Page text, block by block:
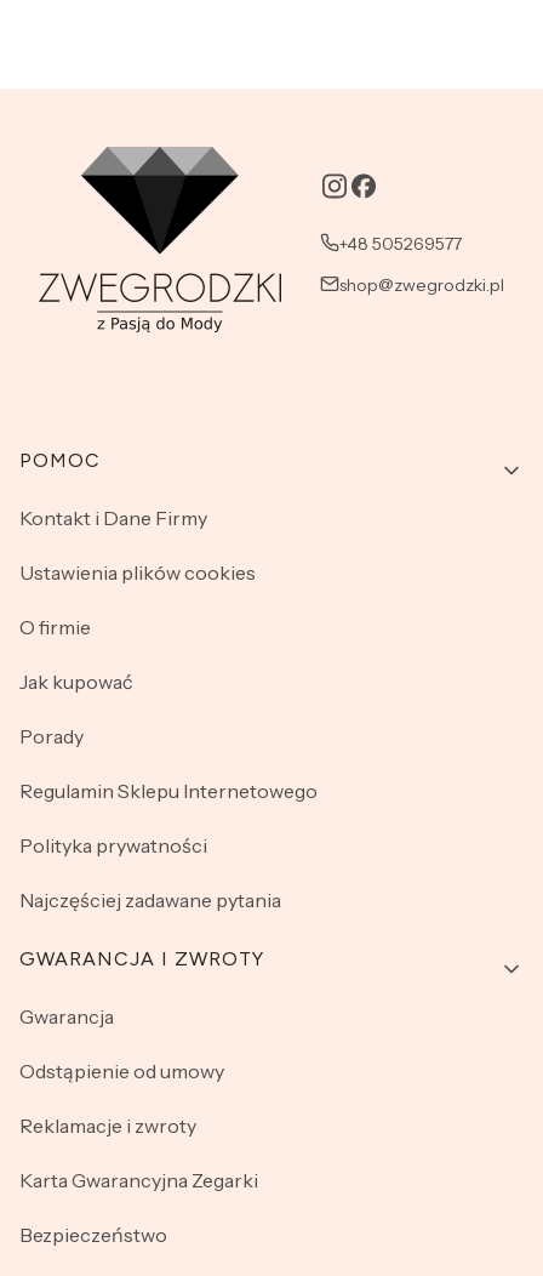
+48 505269577
shop@zwegrodzki.pl
Linki w stopce
POMOC
Kontakt i Dane Firmy
Ustawienia plików cookies
O firmie
Jak kupować
Porady
Regulamin Sklepu Internetowego
Polityka prywatności
Najczęściej zadawane pytania
GWARANCJA I ZWROTY
Gwarancja
Odstąpienie od umowy
Reklamacje i zwroty
Karta Gwarancyjna Zegarki
Bezpieczeństwo